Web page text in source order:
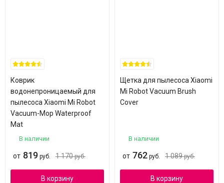
Коврик
водонепроницаемый для
пылесоса Xiaomi Mi Robot
Vacuum-Mop Waterproof
Mat
В наличии
от 819 руб. 1 170 руб.
В корзину
Щетка для пылесоса Xiaomi
Mi Robot Vacuum Brush
Cover
В наличии
от 762 руб. 1 089 руб.
В корзину